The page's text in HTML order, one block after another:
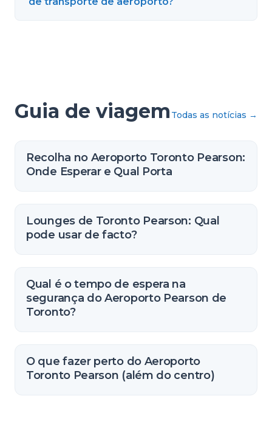
Guia de viagem Todas as notícias →
Recolha no Aeroporto Toronto Pearson:
Onde Esperar e Qual Porta
Lounges de Toronto Pearson: Qual
pode usar de facto?
Qual é o tempo de espera na
segurança do Aeroporto Pearson de
Toronto?
O que fazer perto do Aeroporto
Toronto Pearson (além do centro)